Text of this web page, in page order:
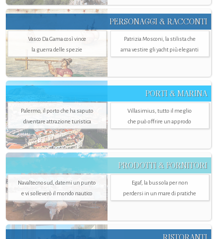
PERSONAGGI & RACCONTI
Vasco Da Gama così vince
la guerra delle spezie
Patrizia Mosconi, la stilista che
ama vestire gli yacht più eleganti
PORTI & MARINA
Palermo, il porto che ha saputo
diventare attrazione turistica
Villasimius, tutto il meglio
che può offrire un approdo
PRODOTTI & FORNITORI
Navaltecnosud, datemi un punto
e vi solleverò il mondo nautico
Egaf, la bussola per non
perdersi in un mare di pratiche